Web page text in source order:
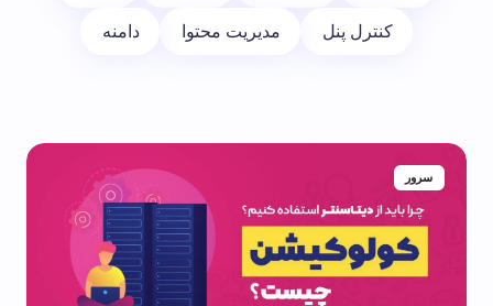
کنترل پنل مدیریت محتوا دامنه
سرور